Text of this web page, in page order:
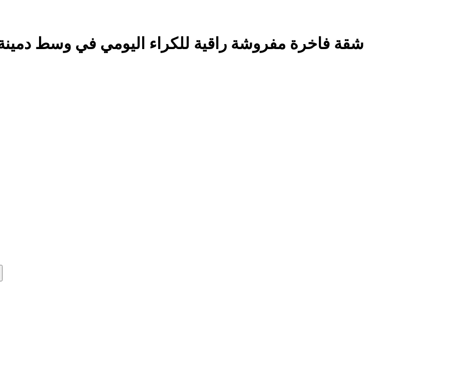
شقة فاخرة مفروشة راقية للكراء اليومي في وسط